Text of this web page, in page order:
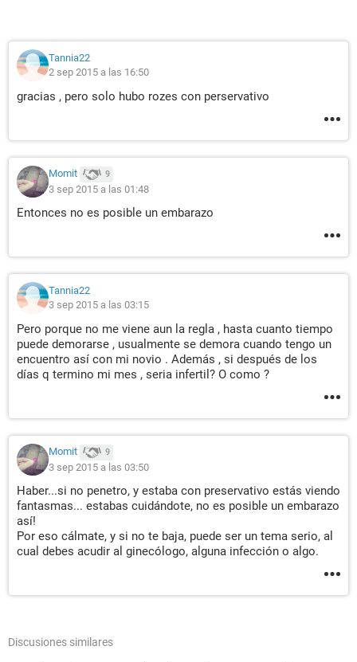
Tannia22
2 sep 2015 a las 16:50
gracias , pero solo hubo rozes con perservativo
Momit 9
3 sep 2015 a las 01:48
Entonces no es posible un embarazo
Tannia22
3 sep 2015 a las 03:15
Pero porque no me viene aun la regla , hasta cuanto tiempo
puede demorarse , usualmente se demora cuando tengo un
encuentro así con mi novio . Además , si después de los
días q termino mi mes , seria infertil? O como ?
Momit 9
3 sep 2015 a las 03:50
Haber...si no penetro, y estaba con preservativo estás viendo
fantasmas... estabas cuidándote, no es posible un embarazo
así!
Por eso cálmate, y si no te baja, puede ser un tema serio, al
cual debes acudir al ginecólogo, alguna infección o algo.
Discusiones similares